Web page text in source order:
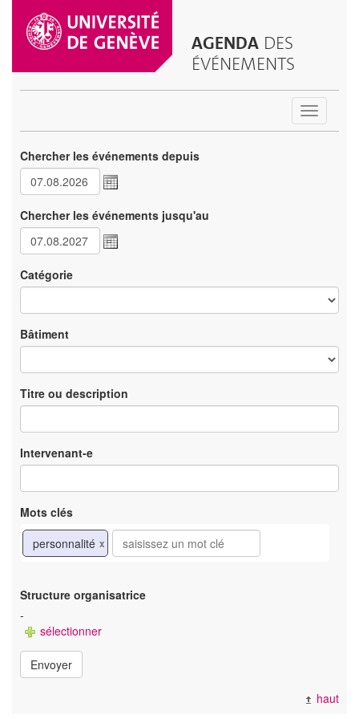
AGENDA DES
ÉVÉNEMENTS
Toggle
Chercher les événements depuis
Chercher les événements jusqu'au
Catégorie
Bâtiment
Titre ou description
Intervenant-e
Mots clés
personnalité x
Structure organisatrice
-
sélectionner
Envoyer
haut